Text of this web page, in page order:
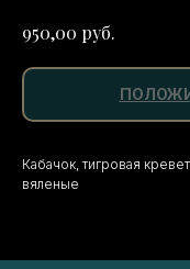
950,00 руб.
Кабачок, тигровая
вяленые